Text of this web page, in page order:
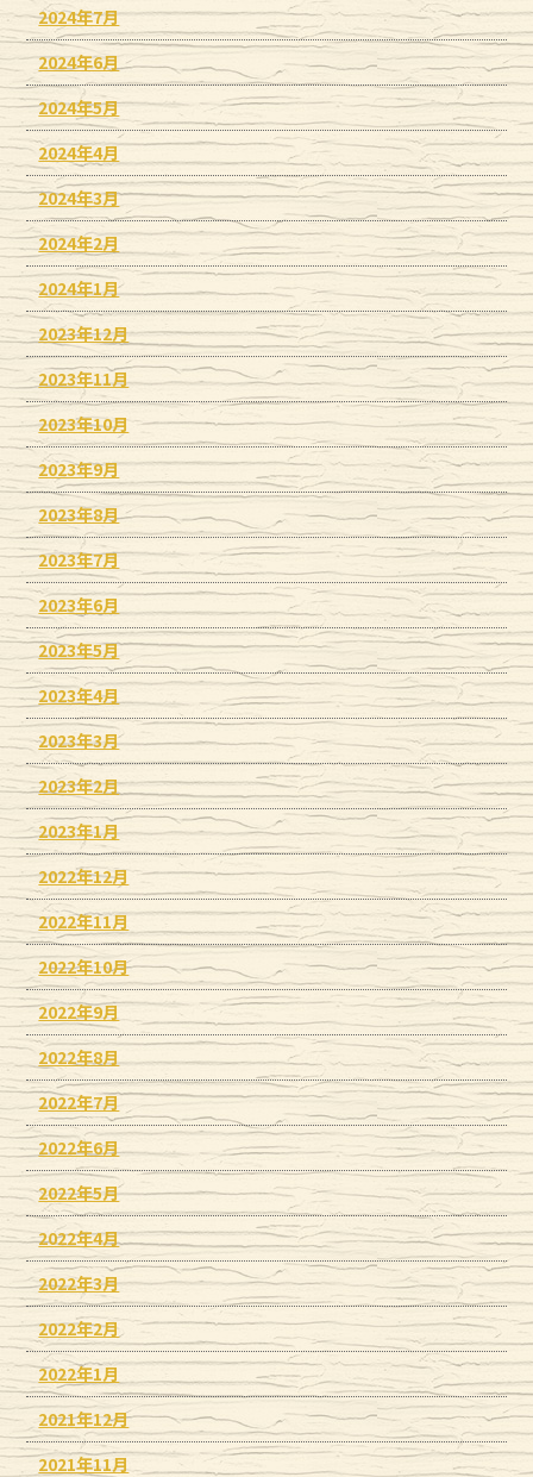
2024年7月
2024年6月
2024年5月
2024年4月
2024年3月
2024年2月
2024年1月
2023年12月
2023年11月
2023年10月
2023年9月
2023年8月
2023年7月
2023年6月
2023年5月
2023年4月
2023年3月
2023年2月
2023年1月
2022年12月
2022年11月
2022年10月
2022年9月
2022年8月
2022年7月
2022年6月
2022年5月
2022年4月
2022年3月
2022年2月
2022年1月
2021年12月
2021年11月